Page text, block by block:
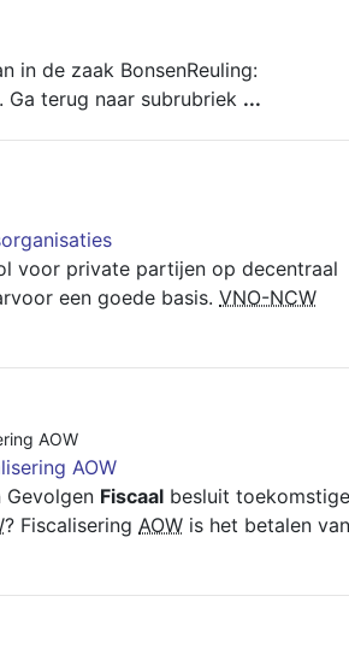
in de zaak BonsenReuling:
terug naar subrubriek ...
voor private partijen op decentraal
een goede basis. VNO-NCW
AOW
AOW
Gevolgen Fiscaal besluit toekomstige
? Fiscalisering AOW is het betalen van